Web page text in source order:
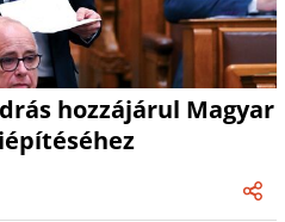
hozzájárul Magyar